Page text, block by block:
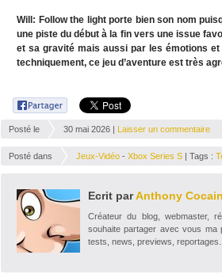
Will: Follow the light porte bien son nom
une piste du début à la fin vers une issue
et sa gravité mais aussi par les émotions
techniquement, ce jeu d’aventure est très
Posté le 30 mai 2026 | Laisser un commentaire
Posté dans Jeux-Vidéo - Xbox Series S | Tags :
Ecrit parAnthony Cocain
Créateur du blog, webmaster,
souhaite partager avec vous ma
tests, news, previews, reportages...